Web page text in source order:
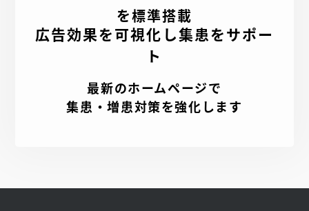
を標準搭載
広告効果を可視化し集患をサポー
ト
最新のホームページで
集患・増患対策を強化します